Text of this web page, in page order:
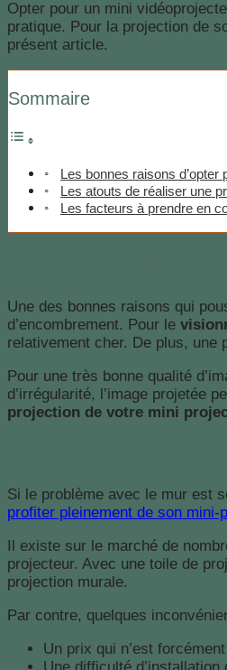
Opter pour un mini
pratique. Pour la projection de
présent article.
Sommaire
Les bonnes raisons
Les atouts de réaliser une
Les facteurs à prendre en
Une des bonnes raisons qui
d’encombrement. Pour le
relativement cher. De plus, une
Pour une très bonne qualité
d’irrégularité, l’image projetée
projection de votre mini
Si le problème avec le mur est
profiter pleinement de son mini-
Il existe sur le marché de
projecteur. Avec une toile de
projection murale.
Par contre, quelques
Un prix qui n’est
Une difficulté